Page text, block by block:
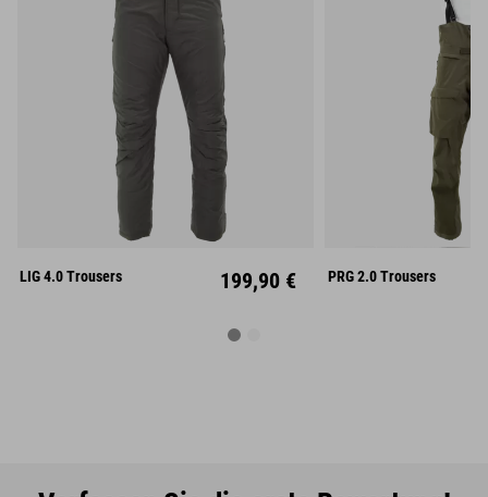
S
XL
LIG 4.0 Trousers 199,90 € XL
PRG 2.0 Trousers